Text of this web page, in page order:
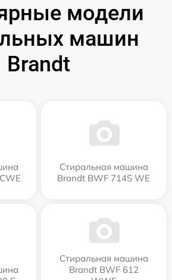
модели
машин
Brandt
Стиральная машина
Brandt BWF 714S WE
Стиральная машина
Brandt BWF 612